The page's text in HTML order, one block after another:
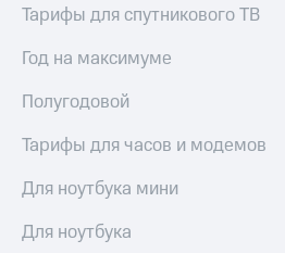
Тарифы для спутникового ТВ
Год на максимуме
Полугодовой
Тарифы для часов и модемов
Для ноутбука мини
Для ноутбука